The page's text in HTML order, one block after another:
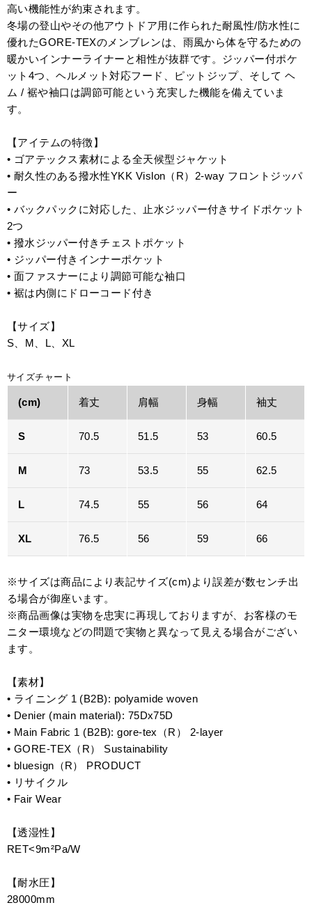
高い機能性が約束されます。
冬場の登山やその他アウトドア用に作られた耐風性/防水性に
優れたGORE-TEXのメンブレンは、雨風から体を守るための
暖かいインナーライナーと相性が抜群です。ジッパー付ポケ
ット4つ、ヘルメット対応フード、ピットジップ、そして ヘ
ム / 裾や袖口は調節可能という充実した機能を備えていま
す。
【アイテムの特徴】
• ゴアテックス素材による全天候型ジャケット
• 耐久性のある撥水性YKK Vislon（R）2-way フロントジッパ
ー
• バックパックに対応した、止水ジッパー付きサイドポケット
2つ
• 撥水ジッパー付きチェストポケット
• ジッパー付きインナーポケット
• 面ファスナーにより調節可能な袖口
• 裾は内側にドローコード付き
【サイズ】
S、M、L、XL
サイズチャート
(cm) 着丈 肩幅 身幅 袖丈
S 70.5 51.5 53 60.5
M 73 53.5 55 62.5
L 74.5 55 56 64
XL 76.5 56 59 66
※サイズは商品により表記サイズ(cm)より誤差が数センチ出
る場合が御座います。
※商品画像は実物を忠実に再現しておりますが、お客様のモ
ニター環境などの問題で実物と異なって見える場合がござい
ます。
【素材】
• ライニング 1 (B2B): polyamide woven
• Denier (main material): 75Dx75D
• Main Fabric 1 (B2B): gore-tex（R） 2-layer
• GORE-TEX（R） Sustainability
• bluesign（R） PRODUCT
• リサイクル
• Fair Wear
【透湿性】
RET<9m²Pa/W
【耐水圧】
28000mm